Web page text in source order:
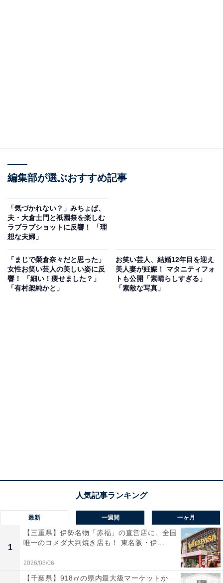
編集部が選ぶおすすめ記事
「気づかれない？」みちょぱ、
夫・大倉士門と祇園祭を楽しむ
ラブラブショットに反響！ 「理
想な夫婦」
「まじで榮倉奈々だと思った」
女性お笑い芸人の美しい姿に反
響！ 「細い！痩せました？」
「有村架純かと」
お笑い芸人、結婚12年目を迎え
美人妻が妊娠！ マタニティフォ
トも公開「素晴らしすぎる」
「素敵な写真」
最新 一週間 一ヶ月
1
【三重県】伊勢名物「赤福」の直営店に、全国
唯一のコメダ大判焼き店も！ 東名阪・伊...
2026/08/06
【千葉県】918㎡の県内最大級マーケットか